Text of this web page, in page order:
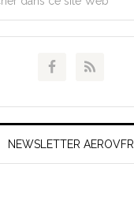
NEWSLETTER AEROVFR